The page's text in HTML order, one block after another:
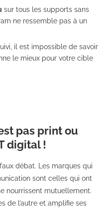
sur tous les supports sans
ne ressemble pas à un
il est impossible de savoir
le mieux pour votre cible
pas print ou
digital !
débat. Les marques qui
sont celles qui ont
nourrissent mutuellement.
de l’autre et amplifie ses